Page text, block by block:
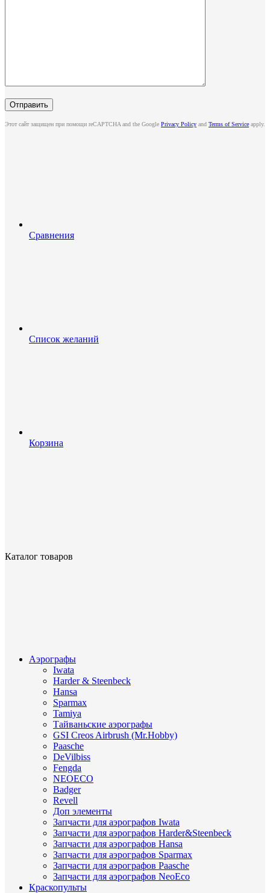
Этот сайт защищен при помощи reCAPTCHA and the Google Privacy Policy and Terms of Service apply.
Сравнения
Список желаний
Корзина
Каталог товаров
Аэрографы
Iwata
Harder & Steenbeck
Hansa
Sparmax
Tamiya
Тайваньские аэрографы
GSI Creos Airbrush (Mr.Hobby)
Paasche
DeVilbiss
Fengda
NEOECO
Badger
Revell
Доп элементы
Запчасти для аэрографов Iwata
Запчасти для аэрографов Harder&Steenbeck
Запчасти для аэрографов Hansa
Запчасти для аэрографов Sparmax
Запчасти для аэрографов Paasche
Запчасти для аэрографов NeoEco
Краскопульты